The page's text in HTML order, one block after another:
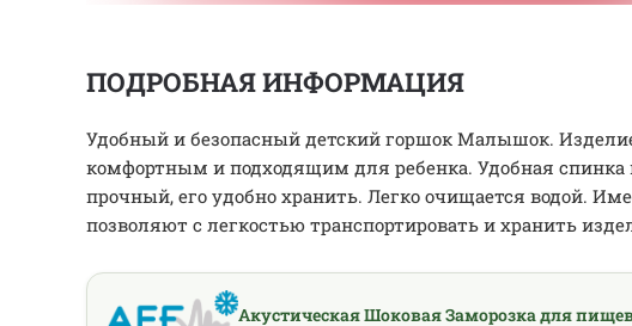
ПОДРОБНАЯ ИНФОРМАЦИЯ
Удобный и безопасный детский горшок Малышок.
комфортным и подходящим для ребенка. Удобная
прочный, его удобно хранить. Легко очищается водой.
позволяют с легкостью транспортировать и хранить
Акустическая Шоковая Заморозка для